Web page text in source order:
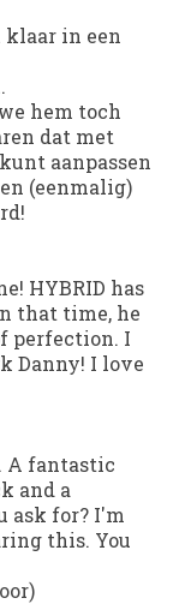
klaar in een
hem toch
dat met
aanpassen
(eenmalig)
HYBRID has
that time, he
perfection. I
Danny! I love
A fantastic
and a
ask for? I'm
this. You